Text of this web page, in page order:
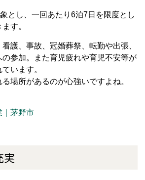
とし、一回あたり6泊7日を限度とし
す。
護、事故、冠婚葬祭、転勤や出張、
参加。また育児疲れや育児不安等が
います。
場所があるのが心強いですよね。
｜茅野市
実